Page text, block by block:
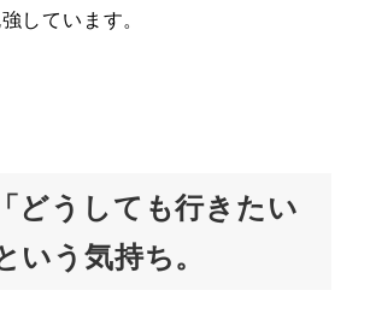
しています。
どうしても行きたい
いう気持ち。